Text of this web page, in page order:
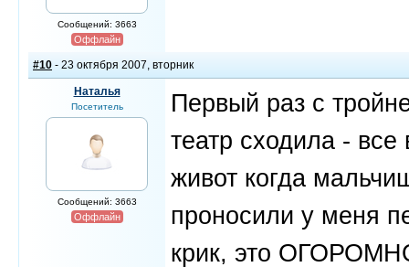
Сообщений: 3663
Оффлайн
#10 - 23 октября 2007, вторник
Наталья
Посетитель
Сообщений: 3663
Оффлайн
Первый раз с
театр сходила -
живот когда
проносили у меня
крик, это